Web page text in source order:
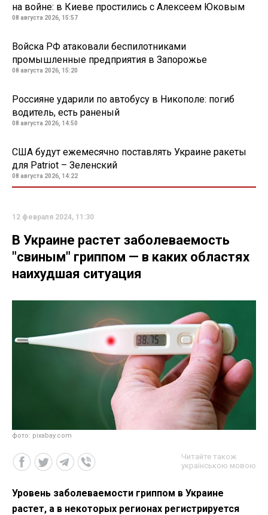
на войне: в Киеве простились с Алексеем Юковым
08 августа 2026, 15:57
Войска РФ атаковали беспилотниками
промышленные предприятия в Запорожье
08 августа 2026, 15:20
Россияне ударили по автобусу в Никополе: погиб
водитель, есть раненый
08 августа 2026, 14:50
США будут ежемесячно поставлять Украине ракеты
для Patriot – Зеленский
08 августа 2026, 14:22
12 февраля 2024, 11:30
В Украине растет заболеваемость
"свиным" гриппом — в каких областях
наихудшая ситуация
фото: pixabay.com
Читайте також
українською мовою
Уровень заболеваемости гриппом в Украине
растет, а в некоторых регионах регистрируется